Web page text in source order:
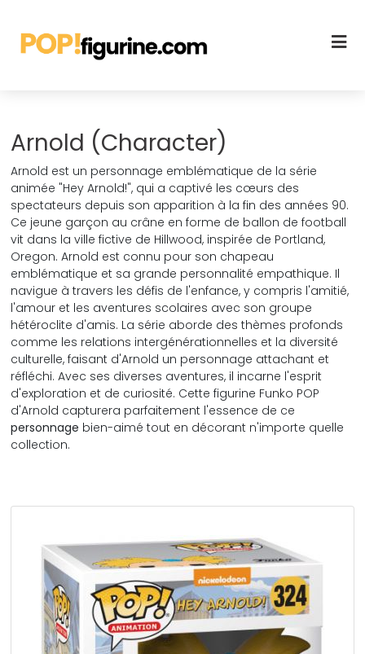
Arnold (Character)
Arnold est un personnage emblématique de la série
animée "Hey Arnold!", qui a captivé les cœurs des
spectateurs depuis son apparition à la fin des années 90.
Ce jeune garçon au crâne en forme de ballon de football
vit dans la ville fictive de Hillwood, inspirée de Portland,
Oregon. Arnold est connu pour son chapeau
emblématique et sa grande personnalité empathique. Il
navigue à travers les défis de l'enfance, y compris l'amitié,
l'amour et les aventures scolaires avec son groupe
hétéroclite d'amis. La série aborde des thèmes profonds
comme les relations intergénérationnelles et la diversité
culturelle, faisant d'Arnold un personnage attachant et
réfléchi. Avec ses diverses aventures, il incarne l'esprit
d'exploration et de curiosité. Cette figurine Funko POP
d'Arnold capturera parfaitement l'essence de ce
personnage bien-aimé tout en décorant n'importe quelle
collection.